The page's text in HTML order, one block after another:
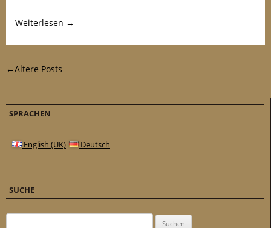
Weiterlesen →
Post-Navigation
←Ältere Posts
SPRACHEN
English (UK) Deutsch
SUCHE